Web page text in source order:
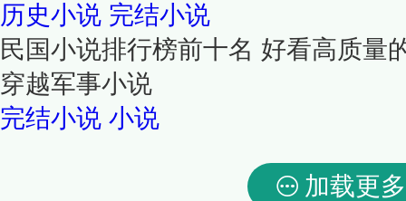
历史小说 完结小说
民国小说排行榜前十名 好看高质量
穿越军事小说
完结小说 小说
加载更多